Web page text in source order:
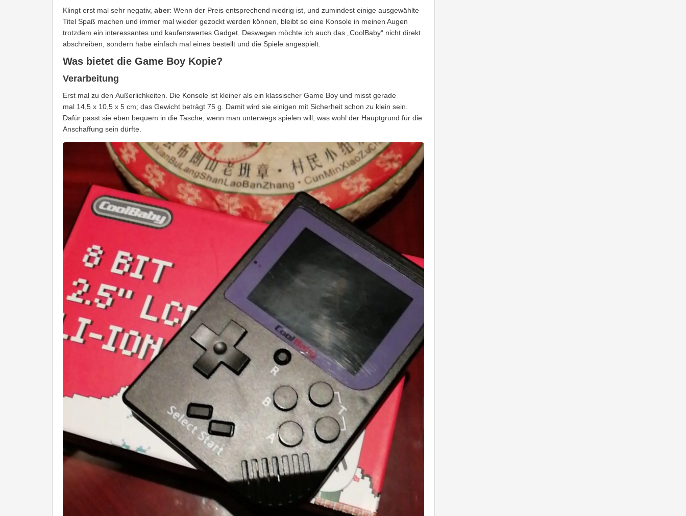
Klingt erst mal sehr negativ, aber: Wenn der Preis entsprechend niedrig ist, und zumindest einige ausgewählte
Titel Spaß machen und immer mal wieder gezockt werden können, bleibt so eine Konsole in meinen Augen
trotzdem ein interessantes und kaufenswertes Gadget. Deswegen möchte ich auch das „CoolBaby“ nicht direkt
abschreiben, sondern habe einfach mal eines bestellt und die Spiele angespielt.
Was bietet die Game Boy Kopie?
Verarbeitung
Erst mal zu den Äußerlichkeiten. Die Konsole ist kleiner als ein klassischer Game Boy und misst gerade
mal 14,5 x 10,5 x 5 cm; das Gewicht beträgt 75 g. Damit wird sie einigen mit Sicherheit schon zu klein sein.
Dafür passt sie eben bequem in die Tasche, wenn man unterwegs spielen will, was wohl der Hauptgrund für die
Anschaffung sein dürfte.